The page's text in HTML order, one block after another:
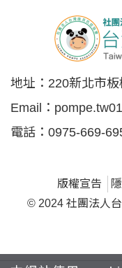
地址： 220新北市
Email：
電話： 0975-669-
版權宣告
© 2024 社團法人